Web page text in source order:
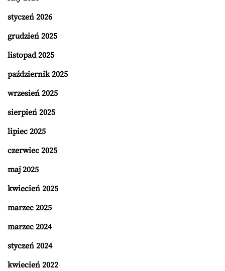
styczeń 2026
grudzień 2025
listopad 2025
październik 2025
wrzesień 2025
sierpień 2025
lipiec 2025
czerwiec 2025
maj 2025
kwiecień 2025
marzec 2025
marzec 2024
styczeń 2024
kwiecień 2022